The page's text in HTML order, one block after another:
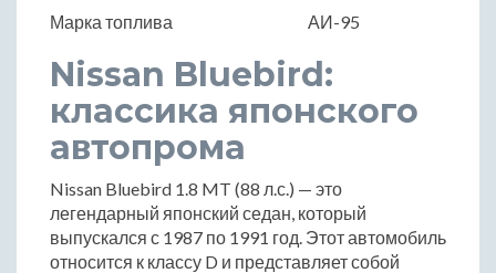
Марка топлива АИ-95
Nissan Bluebird:
классика японского
автопрома
Nissan Bluebird 1.8 MT (88 л.с.) — это
легендарный японский седан, который
выпускался с 1987 по 1991 год. Этот автомобиль
относится к классу D и представляет собой